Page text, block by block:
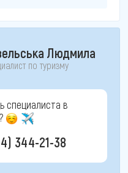
Людмила
по туризму
специалиста в
344-21-38